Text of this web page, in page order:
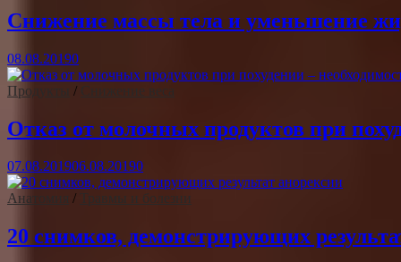
Снижение массы тела и уменьшение
08.08.20190
Продукты / Снижение веса
Отказ от молочных продуктов при
07.08.201906.08.20190
Анатомия / Травмы и болезни
20 снимков, демонстрирующих